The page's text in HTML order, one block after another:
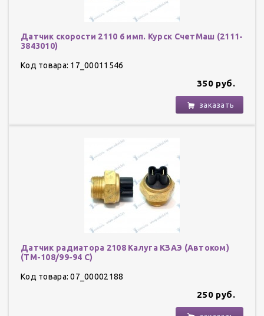
Датчик скорости 2110 6 имп. Курск СчетМаш (2111-
3843010)
Код товара: 17_00011546
350 руб.
заказать
Датчик радиатора 2108 Калуга КЗАЭ (Автоком)
(ТМ-108/99-94 С)
Код товара: 07_00002188
250 руб.